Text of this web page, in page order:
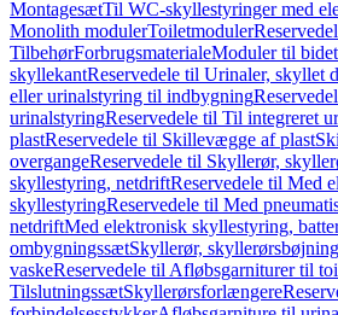
MontagesætTil WC-skyllestyringer med
Monolith modulerToiletmoduler
TilbehørForbrugsmaterialeModuler til
skyllekantReservedele til Urinaler, skyllet
eller urinalstyring til indbygning
urinalstyringReservedele til Til integreret
plastReservedele til Skillevægge af plast
overgangeReservedele til Skyllerør,
skyllestyring, netdriftReservedele til Med
skyllestyringReservedele til Med
netdriftMed elektronisk skyllestyring,
ombygningssætSkyllerør,
vaskeReservedele til Afløbsgarniturer til
TilslutningssætSkyllerørsforlængere